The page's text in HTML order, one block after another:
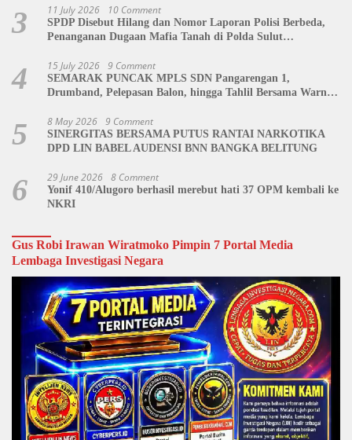
3 11 July 2026 10 Comment
SPDP Disebut Hilang dan Nomor Laporan Polisi Berbeda,
Penanganan Dugaan Mafia Tanah di Polda Sulut
4 15 July 2026 9 Comment
SEMARAK PUNCAK MPLS SDN Pangarengan 1,
Drumband, Pelepasan Balon, hingga Tahlil Bersama Warnai
5 8 May 2026 9 Comment
SINERGITAS BERSAMA PUTUS RANTAI NARKOTIKA
DPD LIN BABEL AUDENSI BNN BANGKA BELITUNG
6 29 June 2026 8 Comment
Yonif 410/Alugoro berhasil merebut hati 37 OPM kembali ke
NKRI
Gus Robi Irawan Wiratmoko Pimpin 7 Portal Media
Lembaga Investigasi Negara
Video
Player